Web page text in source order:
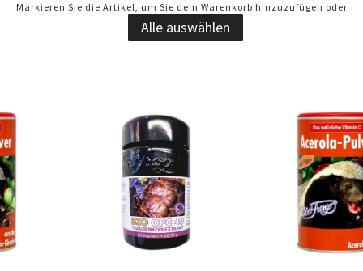
Markieren Sie die Artikel, um Sie dem Warenkorb hinzuzufügen oder
Alle auswählen